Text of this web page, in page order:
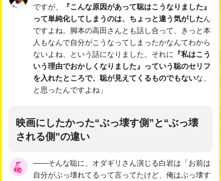
ですが、
『こんな原因があって聡はこうなりました』
って単純化してしまうのは、ちょっと違う気がしたん
ですよね。脚本の高田さんとも話し合って、きっと本
人もなんで自分がこうなってしまったかなんてわから
ないよね、という話になりました。それに 『私はこう
いう理由でおかしくなりました』っていう聡のセリフ
を入れたところで、聡が見えてくるものでもないな、
と思ったんですよね」
映画にしたかった“ぶっ壊す側”と“ぶっ壊
される側”の違い
――そんな聡に、オダギリさん演じる白岩は「お前は
自分がぶっ壊れてるって言ってたけど、俺はぶっ壊す